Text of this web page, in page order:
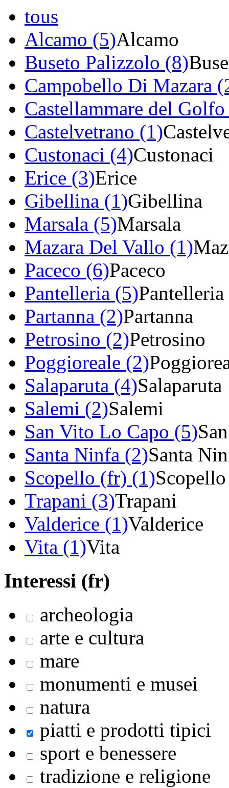
tous
Alcamo (5)Alcamo
Buseto Palizzolo (8)
Campobello Di Mazara
Castellammare del
Castelvetrano (1)
Custonaci (4)Custonaci
Erice (3)Erice
Gibellina (1)Gibellina
Marsala (5)Marsala
Mazara Del Vallo (1)
Paceco (6)Paceco
Pantelleria (5)Pantelleria
Partanna (2)Partanna
Petrosino (2)Petrosino
Poggioreale (2)
Salaparuta (4)Salaparuta
Salemi (2)Salemi
San Vito Lo Capo (5)
Santa Ninfa (2)Santa
Scopello (fr) (1)Scopello
Trapani (3)Trapani
Valderice (1)Valderice
Vita (1)Vita
Interessi (fr)
archeologia
arte e cultura
mare
monumenti e musei
natura
piatti e prodotti tipici
sport e benessere
tradizione e religione